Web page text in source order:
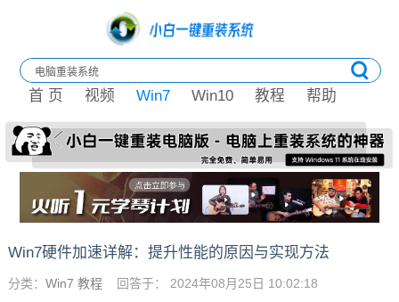
首 页 视频 Win7 Win10 教程 帮助
Win7硬件加速详解：提升性能的原因与实现方法
分类： Win7 教程 回答于： 2024年08月25日 10:02:18